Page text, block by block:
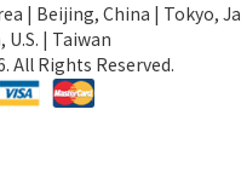
| Beijing, China | Tokyo,
U.S. | Taiwan
All Rights Reserved.